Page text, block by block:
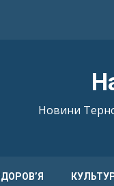
Новини